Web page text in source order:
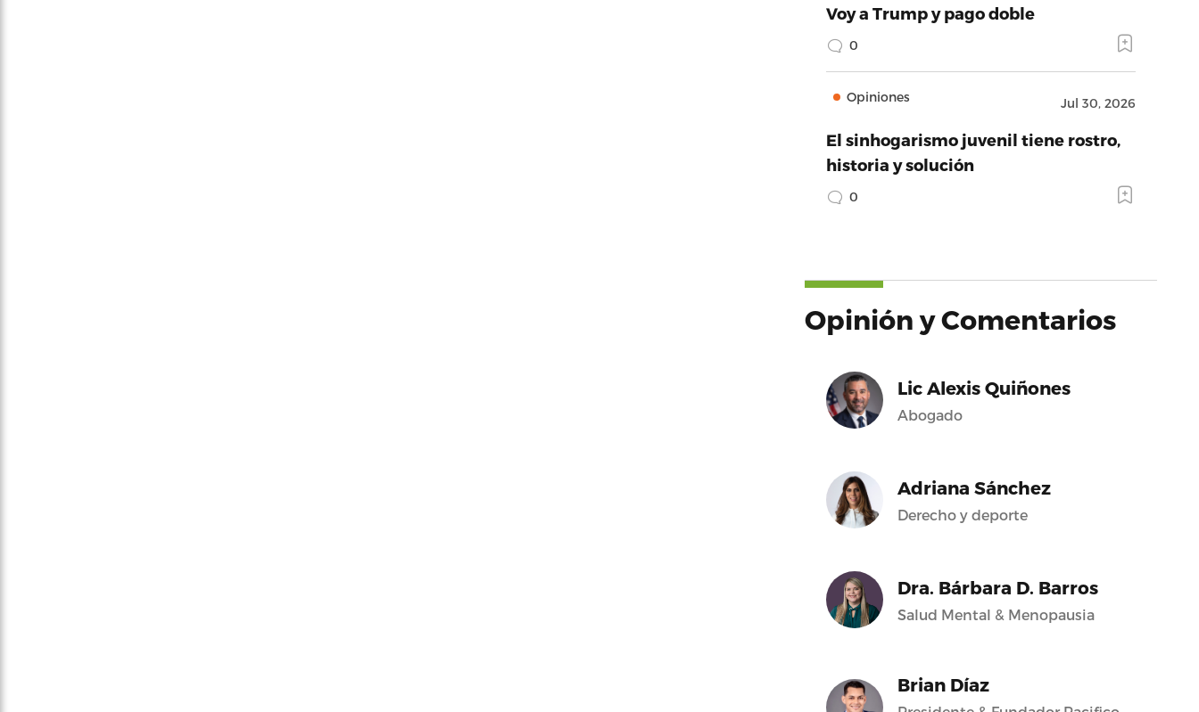
Voy a Trump y pago doble
0
Opiniones Jul 30, 2026
El sinhogarismo juvenil tiene rostro,
historia y solución
0
Opinión y Comentarios
Lic Alexis Quiñones
Abogado
Adriana Sánchez
Derecho y deporte
Dra. Bárbara D. Barros
Salud Mental & Menopausia
Brian Díaz